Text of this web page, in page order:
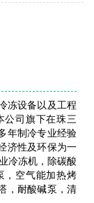
冻设备以及工程
公司旗下在珠三
年制冷专业经验
济性及环保为一
冷冻机，除碳酸
，空气能加热烤
，耐酸碱泵，清